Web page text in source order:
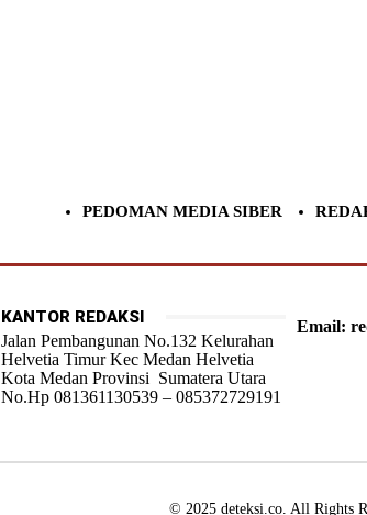
PEDOMAN MEDIA SIBER
KANTOR REDAKSI
Jalan Pembangunan No.132 Kelurahan
Helvetia Timur Kec Medan Helvetia
Kota Medan Provinsi Sumatera Utara
No.Hp 081361130539 – 085372729191
Email:
© 2025 deteksi.co. All Rights